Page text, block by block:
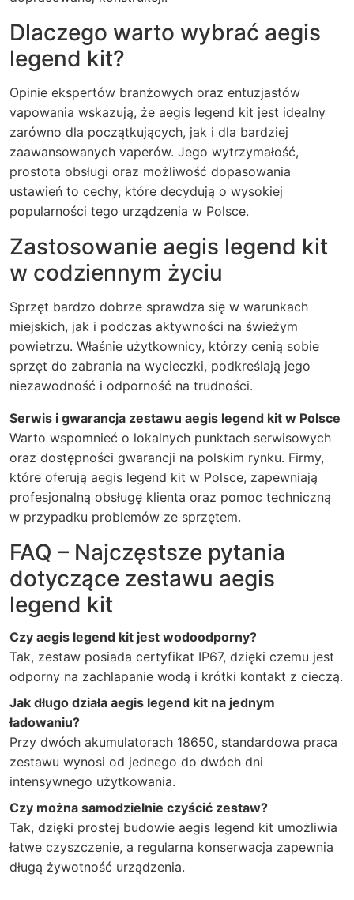
Dlaczego warto wybrać aegis
legend kit?
Opinie ekspertów branżowych oraz entuzjastów
vapowania wskazują, że aegis legend kit jest idealny
zarówno dla początkujących, jak i dla bardziej
zaawansowanych vaperów. Jego wytrzymałość,
prostota obsługi oraz możliwość dopasowania
ustawień to cechy, które decydują o wysokiej
popularności tego urządzenia w Polsce.
Zastosowanie aegis legend kit
w codziennym życiu
Sprzęt bardzo dobrze sprawdza się w warunkach
miejskich, jak i podczas aktywności na świeżym
powietrzu. Właśnie użytkownicy, którzy cenią sobie
sprzęt do zabrania na wycieczki, podkreślają jego
niezawodność i odporność na trudności.
Serwis i gwarancja zestawu aegis legend kit w Polsce
Warto wspomnieć o lokalnych punktach serwisowych
oraz dostępności gwarancji na polskim rynku. Firmy,
które oferują aegis legend kit w Polsce, zapewniają
profesjonalną obsługę klienta oraz pomoc techniczną
w przypadku problemów ze sprzętem.
FAQ – Najczęstsze pytania
dotyczące zestawu aegis
legend kit
Czy aegis legend kit jest wodoodporny?
Tak, zestaw posiada certyfikat IP67, dzięki czemu jest
odporny na zachlapanie wodą i krótki kontakt z cieczą.
Jak długo działa aegis legend kit na jednym
ładowaniu?
Przy dwóch akumulatorach 18650, standardowa praca
zestawu wynosi od jednego do dwóch dni
intensywnego użytkowania.
Czy można samodzielnie czyścić zestaw?
Tak, dzięki prostej budowie aegis legend kit umożliwia
łatwe czyszczenie, a regularna konserwacja zapewnia
długą żywotność urządzenia.